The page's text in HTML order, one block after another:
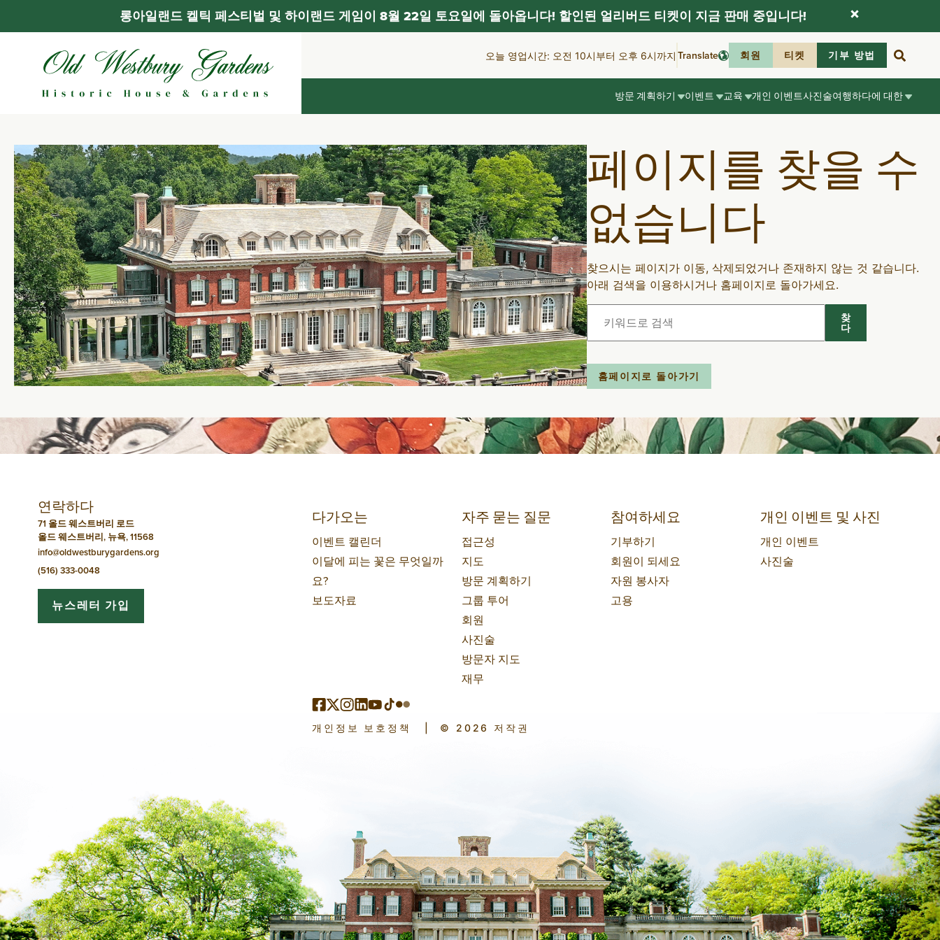
오늘 영업시간: 오전 10시부터 오후 6시까지 Translate 회원 티켓 기부 방법
방문 계획하기 이벤트 교육 개인 이벤트사진술여행하다에 대한
페이지를 찾을 수
없습니다
찾으시는 페이지가 이동, 삭제되었거나 존재하지 않는 것 같습니다.
아래 검색을 이용하시거나 홈페이지로 돌아가세요.
검
색:
찾
다
홈페이지로 돌아가기
연락하다
71 올드 웨스트버리 로드
올드 웨스트버리, 뉴욕, 11568
info@oldwestburygardens.org
(516) 333-0048
뉴스레터 가입
다가오는
이벤트 캘린더
이달에 피는 꽃은 무엇일까
요?
보도자료
자주 묻는 질문
접근성
지도
방문 계획하기
그룹 투어
회원
사진술
방문자 지도
재무
참여하세요
기부하기
회원이 되세요
자원 봉사자
고용
개인 이벤트 및 사진
개인 이벤트
사진술
개인정보 보호정책 © 2026 저작권
롱아일랜드 켈틱 페스티벌 및 하이랜드 게임이 8월 22일 토요일에 돌아옵니다! 할인된 얼리버드 티켓이 지금 판매 중입니다!